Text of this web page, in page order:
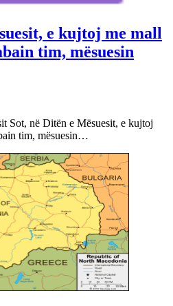
e kujtoj me mall
tim, mësuesin
Sot, në Ditën e Mësuesit, e kujtoj
tim, mësuesin…